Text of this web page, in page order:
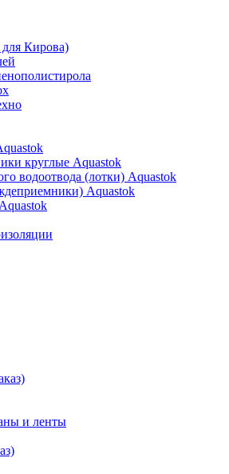
Кирова)
круглые Aquastok
водоотвода (лотки) Aquastok
Aquastok
и ленты